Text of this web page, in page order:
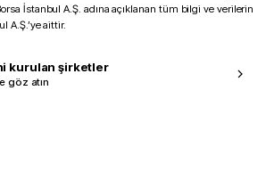
İstanbul A.Ş. adına açıklanan tüm bilgi ve verilerin
A.Ş.’ye aittir.
kurulan şirketler
göz atın